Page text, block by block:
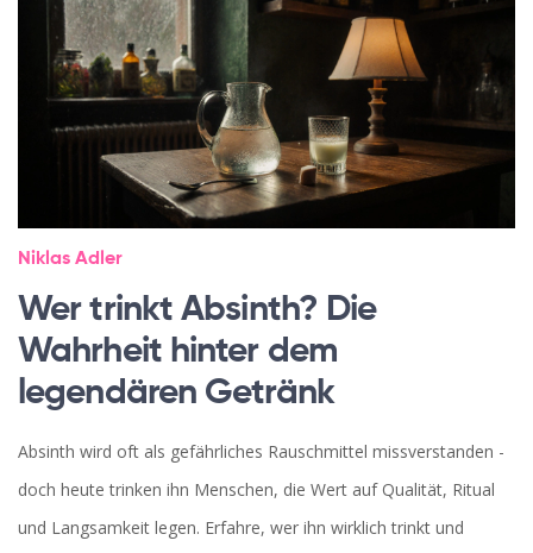
Niklas Adler
Wer trinkt Absinth? Die
Wahrheit hinter dem
legendären Getränk
Absinth wird oft als gefährliches Rauschmittel missverstanden -
doch heute trinken ihn Menschen, die Wert auf Qualität, Ritual
und Langsamkeit legen. Erfahre, wer ihn wirklich trinkt und